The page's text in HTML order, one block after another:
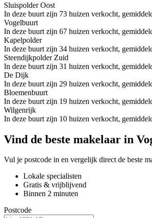
Sluispolder Oost
In deze buurt zijn 73 huizen verkocht,
Vogelbuurt
In deze buurt zijn 67 huizen verkocht,
Kapelpolder
In deze buurt zijn 34 huizen verkocht,
Steendijkpolder Zuid
In deze buurt zijn 31 huizen verkocht,
De Dijk
In deze buurt zijn 29 huizen verkocht,
Bloemenbuurt
In deze buurt zijn 19 huizen verkocht,
Wilgenrijk
In deze buurt zijn 10 huizen verkocht,
Vind de beste makelaar in
Vul je postcode in en vergelijk direct de beste
Lokale specialisten
Gratis & vrijblijvend
Binnen 2 minuten
Postcode